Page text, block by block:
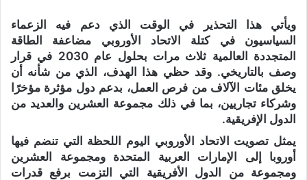
ويأتي هذا التحذير في الوقت الذي دعم فيه الزعماء
السياسيون في كتلة الاتحاد الأوروبي مضاعفة الطاقة
المتجددة العالمية ثلاث مرات بحلول عام 2030 في قرار
وصف بالتاريخي. وقد حظي هذا الهدف، الذي من شأنه أن
يخلق مئات الآلاف من فرص العمل، بدعم دول مؤثرة مؤخرًا
وشركاء تجاريين، بما في ذلك مجموعة العشرين والعديد من
الدول الإفريقية.
يمثل تصويت الاتحاد الأوروبي اليوم اللحظة التي تنضم فيها
أوروبا إلى الإمارات العربية المتحدة ومجموعة العشرين
ومجموعة من الدول الأفريقية التي التزمت برفع قدرات